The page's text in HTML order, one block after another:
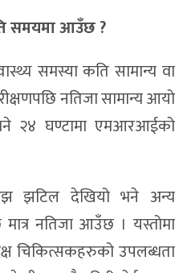
समयमा आउँछ ?
समस्या कति सामान्य वा
नतिजा सामान्य आयो
२४ घण्टामा एमआरआईको
झटिल देखियो भने अन्य
नतिजा आउँछ । यस्तोमा
चिकित्सकहरुको उपलब्धता